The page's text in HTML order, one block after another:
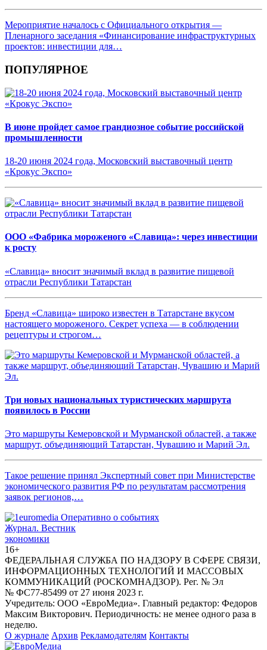
Мероприятие началось с Официального открытия —
Пленарного заседания «Финансирование инфраструктурных
проектов: инвестиции для…
ПОПУЛЯРНОЕ
В июне пройдет самое грандиозное событие российской
промышленности
18-20 июня 2024 года, Московский выставочный центр
«Крокус Экспо»
ООО «Фабрика мороженого «Славица»: через инвестиции
к росту
«Славица» вносит значимый вклад в развитие пищевой
отрасли Республики Татарстан
Бренд «Славица» широко известен в Татарстане вкусом
настоящего мороженого. Секрет успеха — в соблюдении
рецептуры и строгом…
Три новых национальных туристических маршрута
появилось в России
Это маршруты Кемеровской и Мурманской областей, а также
маршрут, объединяющий Татарстан, Чувашию и Марий Эл.
Такое решение принял Экспертный совет при Министерстве
экономического развития РФ по результатам рассмотрения
заявок регионов,…
Журнал. Вестник
экономики
16+
ФЕДЕРАЛЬНАЯ СЛУЖБА ПО НАДЗОРУ В СФЕРЕ СВЯЗИ,
ИНФОРМАЦИОННЫХ ТЕХНОЛОГИЙ И МАССОВЫХ
КОММУНИКАЦИЙ (РОСКОМНАДЗОР). Рег. № Эл
№ ФС77-85499 от 27 июня 2023 г.
Учредитель: ООО «ЕвроМедиа». Главный редактор: Федоров
Максим Викторович. Периодичность: не менее одного раза в
неделю.
О журнале Архив Рекламодателям Контакты